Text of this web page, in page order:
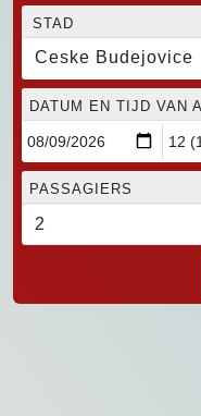
STAD
Ceske Budejovice
DATUM EN TIJD VAN
PASSAGIERS